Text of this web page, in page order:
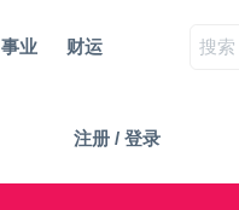
事业 财运
注册 / 登录